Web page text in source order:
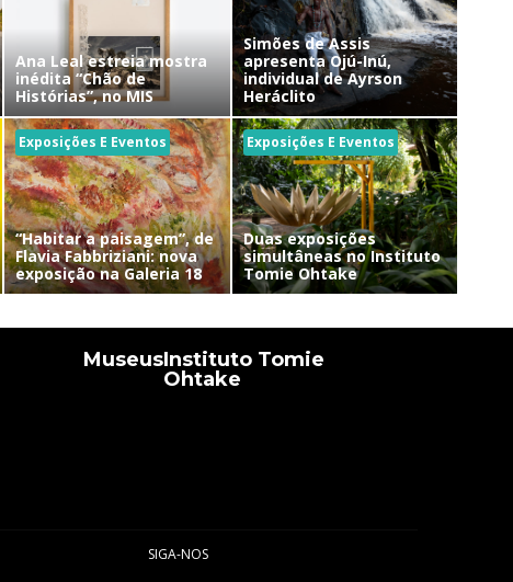
Ana Leal estreia mostra
inédita “Chão de
Histórias”, no MIS
Simões de Assis
apresenta Ojú-Inú,
individual de Ayrson
Heráclito
Exposições E Eventos
“Habitar a paisagem”, de
Flavia Fabbriziani: nova
exposição na Galeria 18
Exposições E Eventos
Duas exposições
simultâneas no Instituto
Tomie Ohtake
MuseusInstituto Tomie
Ohtake
SIGA-NOS